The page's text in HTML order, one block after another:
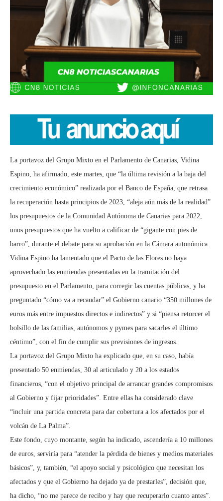
La portavoz del Grupo Mixto en el Parlamento de Canarias, Vidina
Espino, ha afirmado, este martes, que “la última revisión a la baja del
crecimiento económico” realizada por el Banco de España, que retrasa
la recuperación hasta principios de 2023, “aleja aún más de la realidad”
los presupuestos de la Comunidad Autónoma de Canarias para 2022,
unos presupuestos que ha vuelto a calificar de “gigante con pies de
barro”, durante el debate para su aprobación en la Cámara autonómica.
Vidina Espino ha lamentado que el Pacto de las Flores no haya
aprovechado las enmiendas presentadas en la tramitación del
presupuesto en el Parlamento, para corregir las cuentas públicas, y ha
preguntado “cómo va a recaudar” el Gobierno canario “350 millones de
euros más entre impuestos directos e indirectos” y si “piensa retorcer el
bolsillo de las familias, autónomos y pymes para sacarles el último
céntimo”, con el fin de cumplir sus previsiones de ingresos.
La portavoz del Grupo Mixto ha explicado que, en su caso, había
presentado 50 enmiendas, 30 al articulado y 20 a los estados
financieros, “con el objetivo principal de arrancar grandes compromisos
al Gobierno y fijar prioridades”. Entre ellas ha considerado clave
“incluir una partida concreta para dar cobertura a los afectados por el
volcán de La Palma”.
Este fondo, cuyo montante, según ha indicado, ascendería a 10 millones
de euros, serviría para “atender la pérdida de bienes y medios materiales
básicos”, y, también, “el apoyo social y psicológico que necesitan los
afectados y que el Gobierno ha dejado ya de prestarles”, decisión que,
ha dicho, “no me parece de recibo y hay que recuperarlo cuanto antes”.